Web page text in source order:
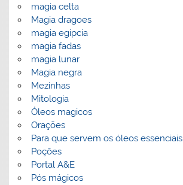
magia celta
Magia dragoes
magia egipcia
magia fadas
magia lunar
Magia negra
Mezinhas
Mitologia
Óleos magicos
Orações
Para que servem os óleos essenciais
Poções
Portal A&E
Pós mágicos